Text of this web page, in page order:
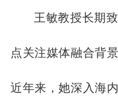
王敏教授长期
点关注媒体融合背
近年来，她深入海